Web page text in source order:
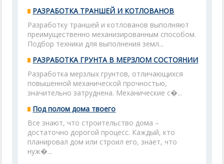
РАЗРАБОТКА ТРАНШЕЙ И КОТЛОВАНОВ
Разработку траншей и котлованов выполняют
преимущественно механизированным способом.
Подбор техники для выполнения земл...
РАЗРАБОТКА ГРУНТА В МЕРЗЛОМ СОСТОЯНИИ
Разработка мерзлых грунтов, отличающихся
повышенной механической прочностью,
значительно затруднена. Механические с�...
Под полом дома твоего
Все знают, что строительство дома –
достаточно дорогой процесс. Каждый, кто
планировал дом или строил его, знает, что
нуж�...